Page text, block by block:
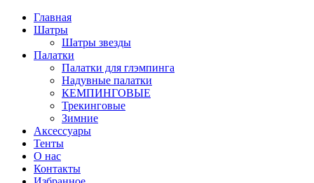
Главная
Шатры
Шатры звезды
Палатки
Палатки для глэмпинга
Надувные палатки
КЕМПИНГОВЫЕ
Трекинговые
Зимние
Аксессуары
Тенты
О нас
Контакты